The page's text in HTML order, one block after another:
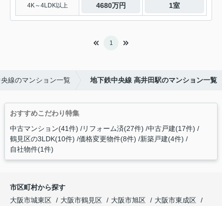
4K～4LDK以上 4680万円 1室
1
線のマンション一覧 地下鉄中央線 高井田駅のマンション一覧
おすすめこだわり特集
中古マンション(41件) リフォーム済(27件) 中古戸建(17件)
鶴見区の3LDK(10件) 価格変更物件(8件) 新築戸建(4件)
自社物件(1件)
市区町村から探す
大阪市城東区
大阪市鶴見区 大阪市旭区
大阪市東成区